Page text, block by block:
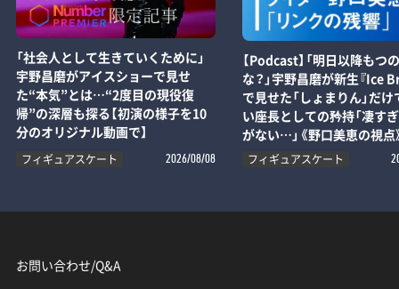
「社会人として生きていくために」
宇野昌磨がアイスショーで見せ
た“本気”とは…“2度目の現役復
帰”の深層も探る【初演の様子を10
分のオリジナル動画で】
フィギュアスケート 2026/08/08
【Podcast】「明日以降もつ
な？」宇野昌磨が新生『Ice
で見せた「しょまりん」だ
い座長としての矜持「凄す
がない…」《野口美恵の視点
フィギュアスケート
お問い合わせ/Q&A